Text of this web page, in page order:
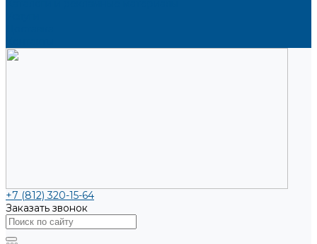
+7 (812) 320-15-64
Заказать звонок